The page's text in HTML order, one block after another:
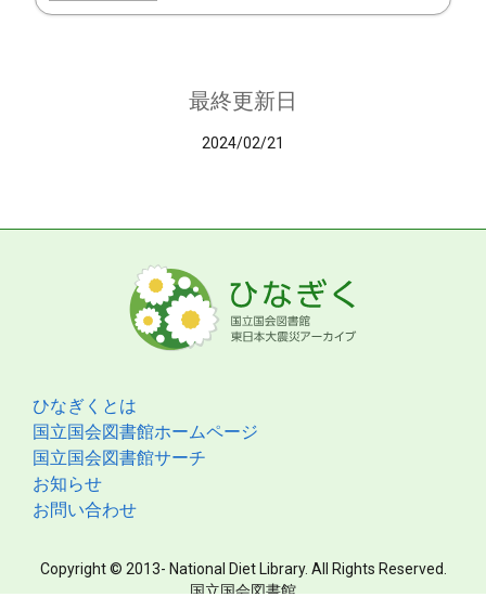
最終更新日
2024/02/21
ひなぎくとは
国立国会図書館ホームページ
国立国会図書館サーチ
お知らせ
お問い合わせ
Copyright © 2013- National Diet Library. All Rights Reserved.